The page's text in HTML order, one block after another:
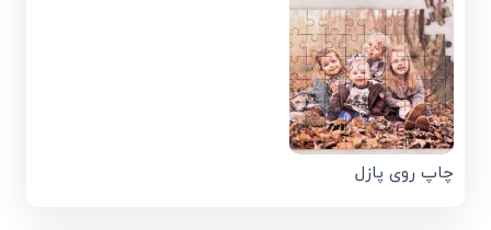
چاپ روی پازل